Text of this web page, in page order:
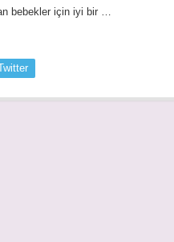
bebekler için iyi bir …